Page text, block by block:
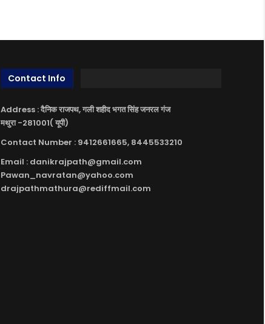
Contact Info
Address : दैनिक राजपथ, गली शहीद भगत सिंह जनरल गंज
मथुरा -281001( यूपी)
Contact Number : 9412661665, 8445533210
Email : danikrajpath@gmail.com
Pawan_navratan@yahoo.com
drajpathmathura@rediffmail.com